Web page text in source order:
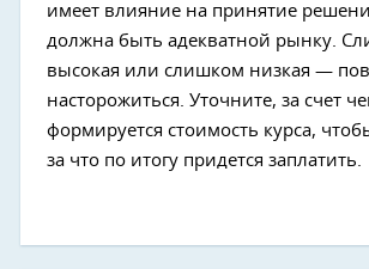
имеет влияние на принятие
должна быть адекватной рынку.
высокая или слишком низкая —
насторожиться. Уточните, за счет
формируется стоимость курса,
за что по итогу придется заплатить.